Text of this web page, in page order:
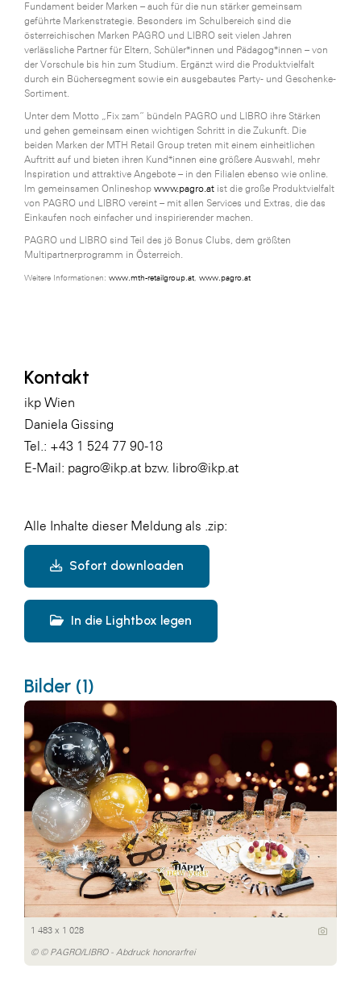
Sony DADC
SPIEGLTEC
STIHL Tirol
Trend Micro
TAG GmbH
VALETTA
Verband Druck Medien Österreich
Wirtschaftskammer Salzburg
WKS Fachgruppe Fahrzeughandel und
Fahrzeugtechnik
WKS Fachgruppe Finanzdienstleister
Media
Fundament beider Marken – auch für die nun stärker gemeinsam
geführte Markenstrategie. Besonders im Schulbereich sind die
österreichischen Marken PAGRO und LIBRO seit vielen Jahren
verlässliche Partner für Eltern, Schüler*innen und Pädagog*innen – von
der Vorschule bis hin zum Studium. Ergänzt wird die Produktvielfalt
durch ein Büchersegment sowie ein ausgebautes Party- und Geschenke-
Sortiment.
Unter dem Motto „Fix zam“ bündeln PAGRO und LIBRO ihre Stärken
und gehen gemeinsam einen wichtigen Schritt in die Zukunft. Die
beiden Marken der MTH Retail Group treten mit einem einheitlichen
Auftritt auf und bieten ihren Kund*innen eine größere Auswahl, mehr
Inspiration und attraktive Angebote – in den Filialen ebenso wie online.
Im gemeinsamen Onlineshop www.pagro.at ist die große Produktvielfalt
von PAGRO und LIBRO vereint – mit allen Services und Extras, die das
Einkaufen noch einfacher und inspirierender machen.
PAGRO und LIBRO sind Teil des jö Bonus Clubs, dem größten
Multipartnerprogramm in Österreich.
Weitere Informationen: www.mth-retailgroup.at www.pagro.at
Kontakt
ikp Wien
Daniela Gissing
Tel.: +43 1 524 77 90-18
E-Mail: pagro@ikp.at bzw. libro@ikp.at
Alle Inhalte dieser Meldung als .zip:
Sofort downloaden
In die Lightbox legen
Bilder (1)
1 483 x 1 028
© © PAGRO/LIBRO - Abdruck honorarfrei